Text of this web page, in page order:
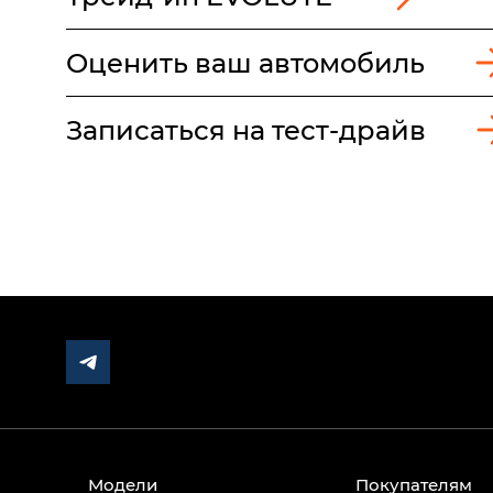
Оценить ваш автомобиль
Записаться на тест-драйв
Модели Покупателям